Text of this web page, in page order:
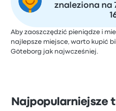
znaleziona na
Aby zaoszczędzić pieniądze i
najlepsze miejsce, warto kupić
Göteborg jak najwcześniej.
Najpopularniejsze